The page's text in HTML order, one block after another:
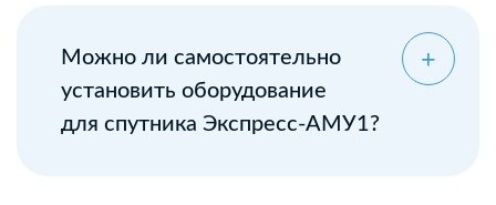
Можно ли самостоятельно
установить оборудование
для спутника Экспресс-АМУ1?